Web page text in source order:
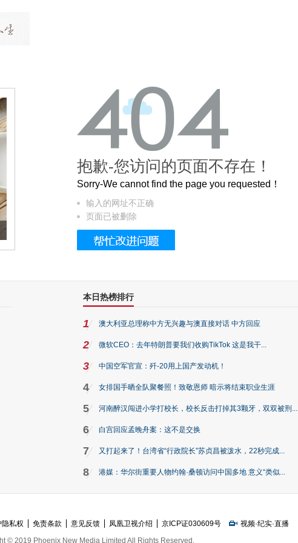
被列入佛家七宝的它到底有多美？
抱歉-您访问的页面不存在！
Sorry-We cannot find the page you requested！
输入的网址不正确
页面已被删除
本日热榜排行
1 澳大利亚总理称中方无兴趣与澳直接对话 中方回应
2 微软CEO：去年特朗普要我们收购TikTok 这是我干...
3 中国空军官宣：歼-20用上国产发动机！
4 女排国手晒全队聚餐照！致敬恩师 暗示将结束职业生涯
5 河南醉汉闯进小学打校长，校长反击打掉其3颗牙，双双被刑...
6 白宫回应孟晚舟案：这不是交换
7 又打起来了！台湾省“行政院长”苏贞昌被泼水，22秒完成...
8 港媒：华尔街重要人物约翰·桑顿访问中国多地 意义“类似...
隐私权 免责条款 意见反馈 凤凰卫视介绍 京ICP证030609号 视频·纪实·直播
© 2019 Phoenix New Media Limited All Rights Reserved.